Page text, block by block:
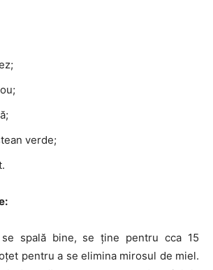
verde;
spală bine, se ține pentru cca 15
pentru a se elimina mirosul de miel.